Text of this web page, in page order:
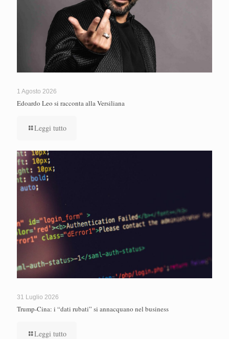
1 Agosto 2026
Edoardo Leo si racconta alla Versiliana
Leggi tutto
31 Luglio 2026
Trump-Cina: i “dati rubati” si annacquano nel business
Leggi tutto